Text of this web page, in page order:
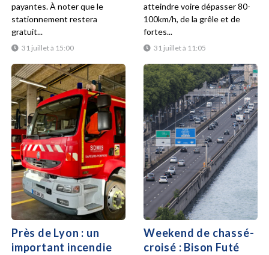
31 juillet à 15:00
payantes. À noter que le
stationnement restera
gratuit...
31 juillet à 11:05
atteindre voire dépasser 80-
100km/h, de la grêle et de
fortes...
Près de Lyon : un
important incendie
Weekend de chassé-
croisé : Bison Futé